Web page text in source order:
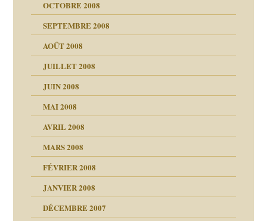
OCTOBRE 2008
SEPTEMBRE 2008
AOÛT 2008
JUILLET 2008
JUIN 2008
MAI 2008
aujourd’hui
AVRIL 2008
MARS 2008
FÉVRIER 2008
JANVIER 2008
DÉCEMBRE 2007